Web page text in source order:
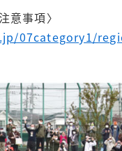
意事項〉
07category1/